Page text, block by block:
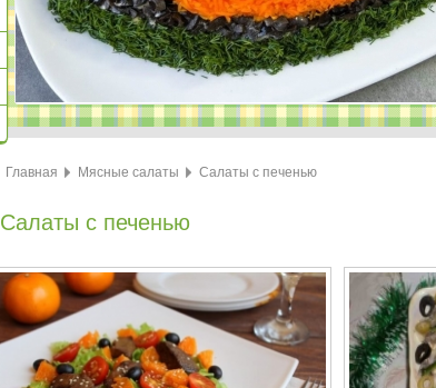
Главная Мясные салаты Салаты с печенью
Салаты с печенью